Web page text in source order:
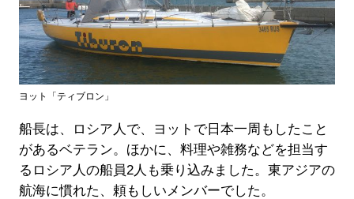
ヨット「ティブロン」
船長は、ロシア人で、ヨットで日本一周もしたこと
があるベテラン。ほかに、料理や雑務などを担当す
るロシア人の船員2人も乗り込みました。東アジアの
航海に慣れた、頼もしいメンバーでした。